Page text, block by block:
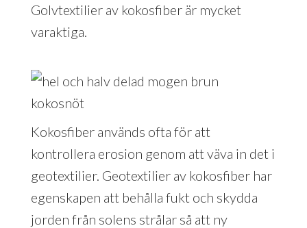
Golvtextilier av kokosfiber är mycket
varaktiga.
Kokosfiber används ofta för att
kontrollera erosion genom att väva in det i
geotextilier. Geotextilier av kokosfiber har
egenskapen att behålla fukt och skydda
jorden från solens strålar så att ny